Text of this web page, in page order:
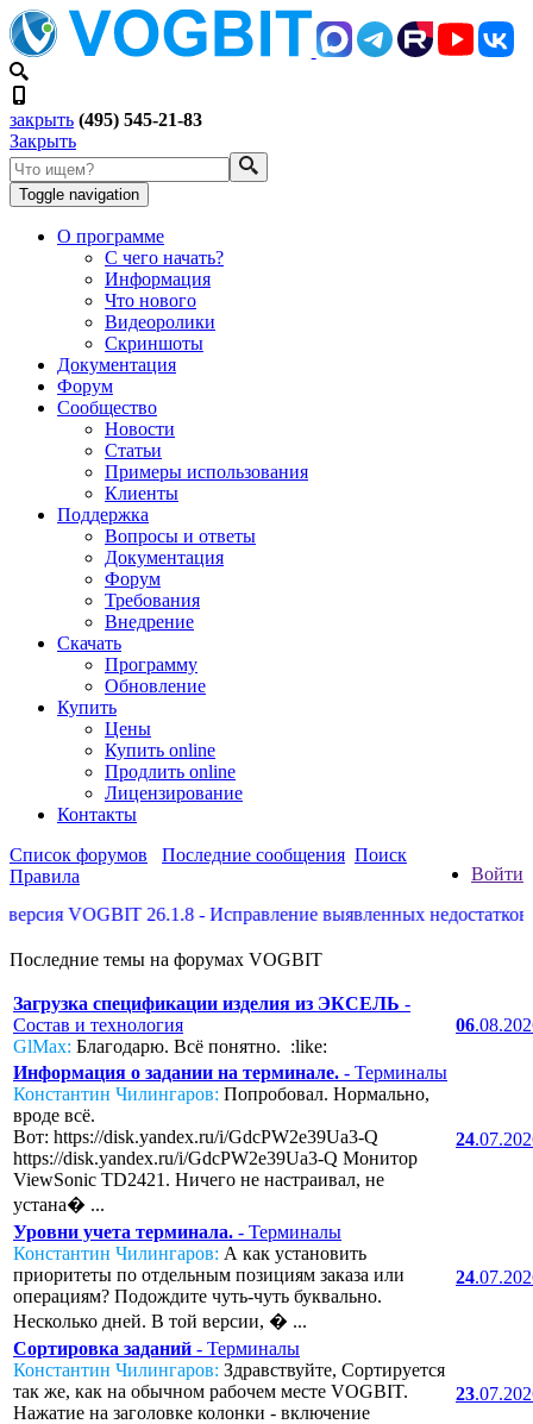
закрыть (495) 545-21-83
Закрыть
Toggle navigation
О программе
С чего начать?
Информация
Что нового
Видеоролики
Скриншоты
Документация
Форум
Сообщество
Новости
Статьи
Примеры использования
Клиенты
Поддержка
Вопросы и ответы
Документация
Форум
Требования
Внедрение
Скачать
Программу
Обновление
Купить
Цены
Купить online
Продлить online
Лицензирование
Контакты
Войти
Список форумов Последние сообщения Поиск
Правила
VOGBIT 26.1.8 - Исправление выявленных недостатков,
Последние темы на форумах VOGBIT
Загрузка спецификации изделия из ЭКСЕЛЬ -
Состав и технология
GlMax: Благодарю. Всё понятно. :like:
06
Информация о задании на терминале. - Терминалы
Константин Чилингаров: Попробовал. Нормально,
вроде всё.
Вот: https://disk.yandex.ru/i/GdcPW2e39Ua3-Q
https://disk.yandex.ru/i/GdcPW2e39Ua3-Q Монитор
ViewSonic TD2421. Ничего не настраивал, не
устана� ...
24
Уровни учета терминала. - Терминалы
Константин Чилингаров: А как установить
приоритеты по отдельным позициям заказа или
операциям? Подождите чуть-чуть буквально.
Несколько дней. В той версии, � ...
24
Сортировка заданий - Терминалы
Константин Чилингаров: Здравствуйте, Сортируется
так же, как на обычном рабочем месте VOGBIT.
Нажатие на заголовке колонки - включение
23